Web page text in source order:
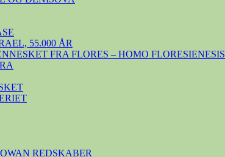
55.000 ÅR
FRA FLORES – HOMO FLORESIENESIS
REDSKABER